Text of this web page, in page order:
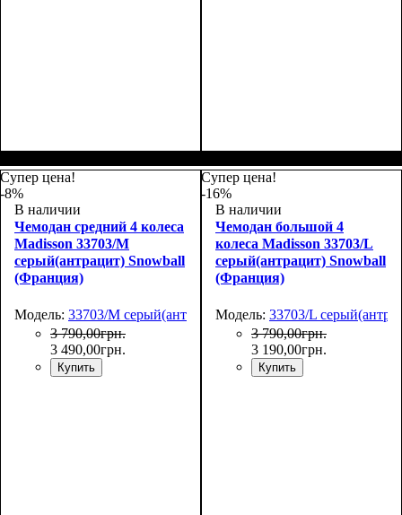
55х36х20
Супер цена!
-8%
В наличии
Чемодан средний 4 колеса
Madisson 33703/M
серый(антрацит) Snowball
(Франция)
Модель: 33703/M серый(антрацит)
3 790,00грн.
3 490,00грн.
Купить
Супер цена!
-16%
В наличии
Чемодан большой 4
колеса Madisson 33703/L
серый(антрацит) Snowball
(Франция)
Модель: 33703/L
3 790,00грн.
3 190,00грн.
Купить